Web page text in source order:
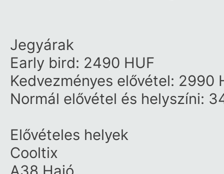
Jegyárak
Early bird: 2490 HUF
Kedvezményes elővétel: 2990
Normál elővétel és helyszíni:
Elővételes helyek
Cooltix